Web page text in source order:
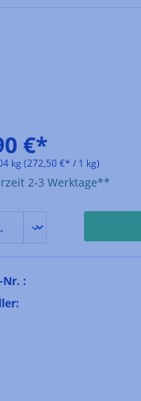
€*
kg (272,50 €* / 1 kg)
2-3 Werktage**
: